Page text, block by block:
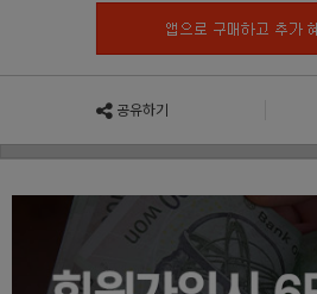
공유하기